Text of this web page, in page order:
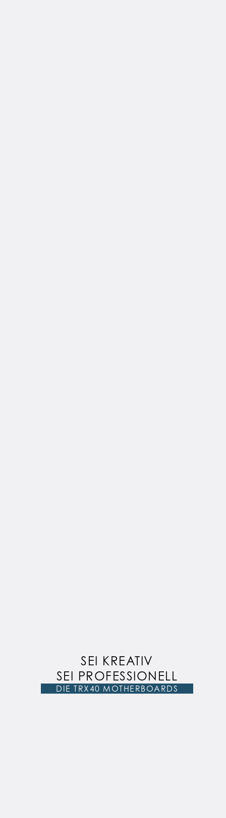
SEI KREATIV
SEI PROFESSIONELL
DIE TRX40 MOTHERBOARDS